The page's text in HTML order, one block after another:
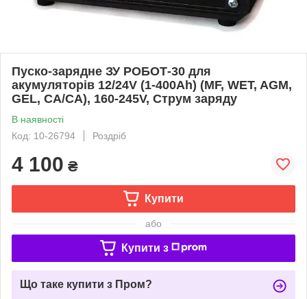
Пуско-зарядне ЗУ РОБОТ-30 для
акумуляторів 12/24V (1-400Ah) (MF, WET, AGM,
GEL, CA/CA), 160-245V, Струм заряду
В наявності
Код: 10-26794
Роздріб
4 100 ₴
Купити
або
Купити з
Що таке купити з Пром?